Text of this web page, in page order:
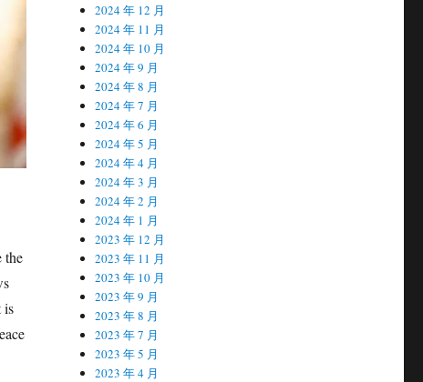
the
is
2024 年 12 月
2024 年 11 月
2024 年 10 月
2024 年 9 月
2024 年 8 月
2024 年 7 月
2024 年 6 月
2024 年 5 月
2024 年 4 月
2024 年 3 月
2024 年 2 月
2024 年 1 月
2023 年 12 月
2023 年 11 月
2023 年 10 月
2023 年 9 月
2023 年 8 月
2023 年 7 月
2023 年 5 月
2023 年 4 月